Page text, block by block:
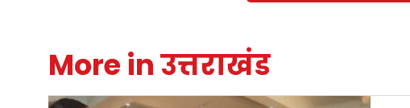
More in उत्तराखंड